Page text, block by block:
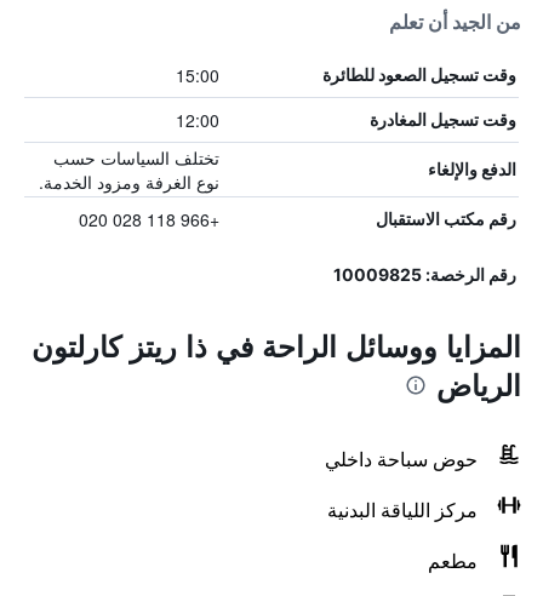
من الجيد أن تعلم
وقت تسجيل الصعود للطائرة 15:00
وقت تسجيل المغادرة 12:00
الدفع والإلغاء
تختلف السياسات حسب
نوع الغرفة ومزود الخدمة.
رقم مكتب الاستقبال +966 118 028 020
رقم الرخصة: 10009825
المزايا ووسائل الراحة في ذا ريتز كارلتون
الرياض
حوض سباحة داخلي
مركز اللياقة البدنية
مطعم